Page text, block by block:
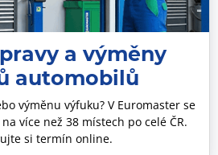
a výměny
automobilů
výměnu výfuku? V Euromaster se
více než 38 místech po celé ČR.
si termín online.